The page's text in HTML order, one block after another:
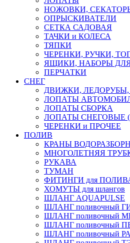
НОЖОВКИ,
ОПРЫСКИВАТЕЛИ
СЕТКА САДОВАЯ
ТАЧКИ и КОЛЕСА
ТЯПКИ
ЧЕРЕНКИ, РУЧКИ,
ЯЩИКИ, НАБОРЫ
ПЕРЧАТКИ
СНЕГ
ДВИЖКИ,
ЛОПАТЫ
ЛОПАТЫ СБОРКА
ЛОПАТЫ СНЕГОВЫЕ
ЧЕРЕНКИ и ПРОЧЕЕ
ПОЛИВ
КРАНЫ
МНОГОЛЕТНЯЯ
РУКАВА
ТУМАН
ФИТИНГИ для
ХОМУТЫ для шлангов
ШЛАНГ AQUAPULSE
ШЛАНГ поливочный
ШЛАНГ поливочный
ШЛАНГ поливочный
ШЛАНГ поливочный